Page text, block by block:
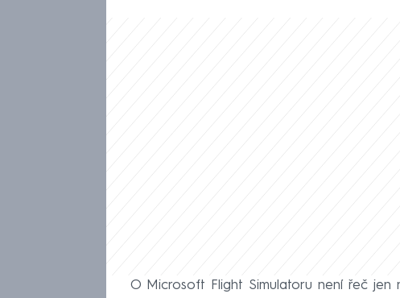
O Microsoft Flight Simulatoru není řeč jen